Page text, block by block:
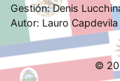
Gestión: Denis
Autor: Lauro Capdevila
©